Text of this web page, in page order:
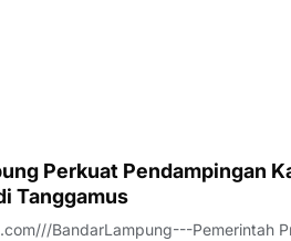
Perkuat Pendampingan
Tanggamus
BandarLampung---Pemerintah